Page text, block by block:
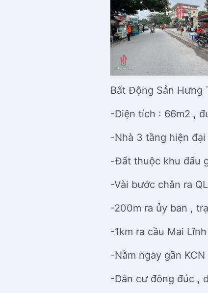
Bất Động Sản Hưng
-Diện tích : 66m2 ,
-Nhà 3 tầng hiện
-Đất thuộc khu đấu
-Vài bước chân ra
-200m ra ủy ban ,
-1km ra cầu Mai
-Nằm ngay gần
-Dân cư đông đúc ,